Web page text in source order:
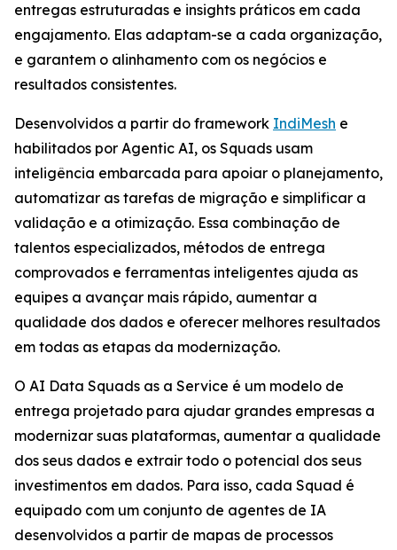
entregas estruturadas e insights práticos em cada
engajamento. Elas adaptam-se a cada organização,
e garantem o alinhamento com os negócios e
resultados consistentes.
Desenvolvidos a partir do framework IndiMesh e
habilitados por Agentic AI, os Squads usam
inteligência embarcada para apoiar o planejamento,
automatizar as tarefas de migração e simplificar a
validação e a otimização. Essa combinação de
talentos especializados, métodos de entrega
comprovados e ferramentas inteligentes ajuda as
equipes a avançar mais rápido, aumentar a
qualidade dos dados e oferecer melhores resultados
em todas as etapas da modernização.
O AI Data Squads as a Service é um modelo de
entrega projetado para ajudar grandes empresas a
modernizar suas plataformas, aumentar a qualidade
dos seus dados e extrair todo o potencial dos seus
investimentos em dados. Para isso, cada Squad é
equipado com um conjunto de agentes de IA
desenvolvidos a partir de mapas de processos